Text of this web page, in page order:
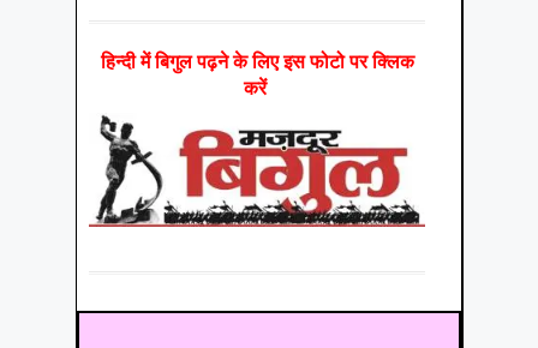
हिन्‍दी में बिगुल पढ़ने के लिए इस फोटो पर क्लिक
करें